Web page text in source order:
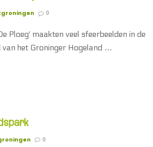
0
Ploeg' maakten veel sfeerbeelden in de
het Groninger Hogeland …
0